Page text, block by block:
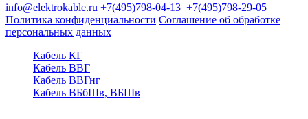
info@elektrokable.ru +7(495)798-04-13 +7(495)798-29-05
Политика конфиденциальности Соглашение об обработке
персональных данных
Кабель КГ
Кабель ВВГ
Кабель ВВГнг
Кабель ВБбШв, ВБШв